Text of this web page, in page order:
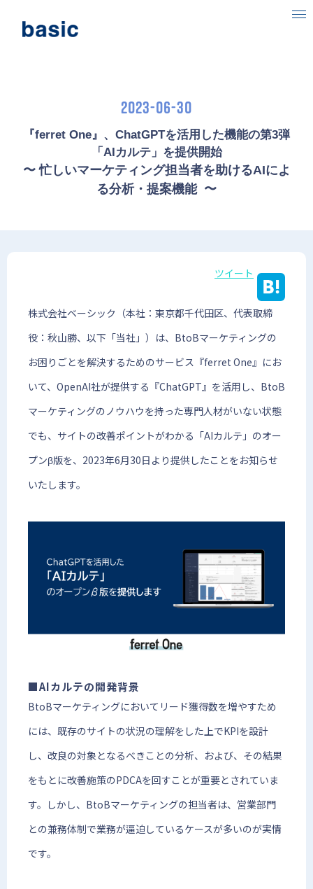
ニュース
IR情報
2023-06-30
『ferret One』、ChatGPTを活用した機能の第3弾
「AIカルテ」を提供開始
〜 忙しいマーケティング担当者を助けるAIによ
る分析・提案機能  〜
ツイート
株式会社ベーシック（本社：東京都千代田区、代表取締
役：秋山勝、以下「当社」）は、BtoBマーケティングの
お困りごとを解決するためのサービス『ferret One』にお
いて、OpenAI社が提供する『ChatGPT』を活用し、BtoB
マーケティングのノウハウを持った専門人材がいない状態
でも、サイトの改善ポイントがわかる「AIカルテ」のオー
プンβ版を、2023年6月30日より提供したことをお知らせ
いたします。
■AIカルテの開発背景
BtoBマーケティングにおいてリード獲得数を増やすため
には、既存のサイトの状況の理解をした上でKPIを設計
し、改良の対象となるべきことの分析、および、その結果
をもとに改善施策のPDCAを回すことが重要とされていま
す。しかし、BtoBマーケティングの担当者は、営業部門
との兼務体制で業務が逼迫しているケースが多いのが実情
です。